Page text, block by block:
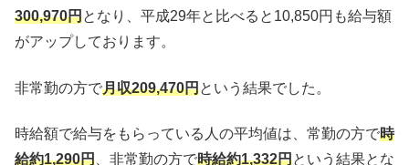
300,970円となり、平成29年と比べると10,850円も給与額
がアップしております。
非常勤の方で月収209,470円という結果でした。
時給額で給与をもらっている人の平均値は、常勤の方で時
給約1,290円 、非常勤の方で時給約1,332円という結果とな